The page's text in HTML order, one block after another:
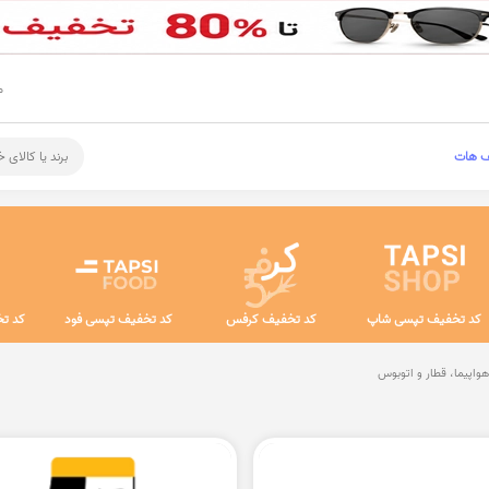
هات برند یا
کد تخفیف تپسی شاپ کد تخفیف کرفس کد تخفیف تپسی فود کد
قطار و اتوبوس